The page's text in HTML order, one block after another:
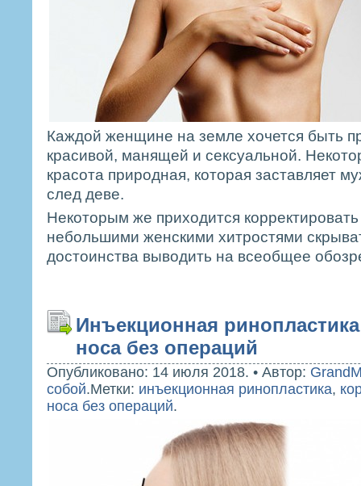
Каждой женщине на земле хочется быть
красивой, манящей и сексуальной.
красота природная, которая заставляет
след деве.
Некоторым же приходится
небольшими женскими хитростями
достоинства выводить на всеобщее
Инъекционная
носа без операций
Опубликовано: 14 июля 2018. • Автор:
собой.Метки: инъекционная ринопластика,
носа без операций.